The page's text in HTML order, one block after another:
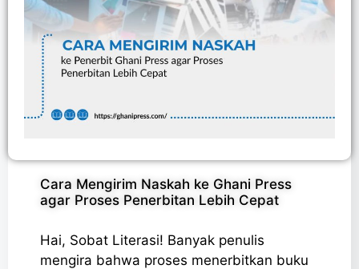
Cara Mengirim Naskah ke Ghani Press
agar Proses Penerbitan Lebih Cepat
Hai, Sobat Literasi! Banyak penulis
mengira bahwa proses menerbitkan buku